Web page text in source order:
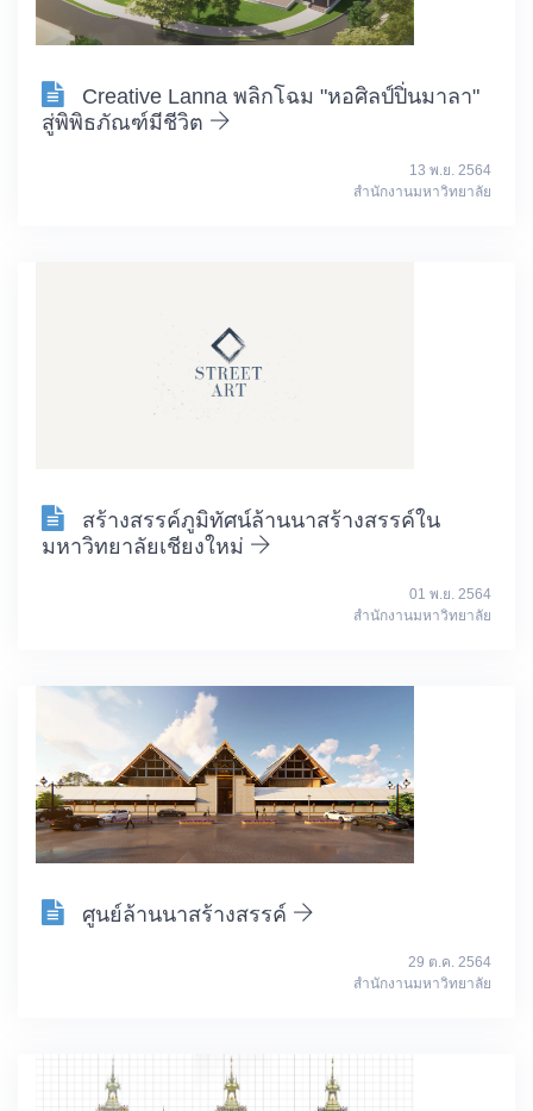
Creative Lanna พลิกโฉม "หอศิลป์ปิ่นมาลา"
สู่พิพิธภัณฑ์มีชีวิต
13 พ.ย. 2564
สำนักงานมหาวิทยาลัย
สร้างสรรค์ภูมิทัศน์ล้านนาสร้างสรรค์ใน
มหาวิทยาลัยเชียงใหม่
01 พ.ย. 2564
สำนักงานมหาวิทยาลัย
ศูนย์ล้านนาสร้างสรรค์
29 ต.ค. 2564
สำนักงานมหาวิทยาลัย